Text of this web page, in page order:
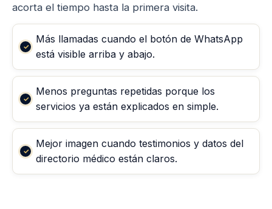
acorta el tiempo hasta la primera visita.
Más llamadas cuando el botón de WhatsApp
está visible arriba y abajo.
Menos preguntas repetidas porque los
servicios ya están explicados en simple.
Mejor imagen cuando testimonios y datos del
directorio médico están claros.